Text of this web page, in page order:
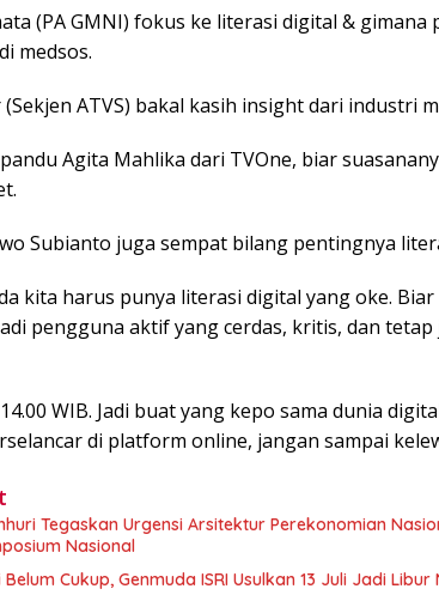
(PA GMNI) fokus ke literasi digital & gimana
medsos.
ATVS) bakal kasih insight dari industri
Agita Mahlika dari TVOne, biar
Subianto juga sempat bilang pentingnya
kita harus punya literasi digital yang oke.
pengguna aktif yang cerdas, kritis, dan
WIB. Jadi buat yang kepo sama dunia
di platform online, jangan sampai
Tegaskan Urgensi Arsitektur Perekonomian
Nasional
Cukup, Genmuda ISRI Usulkan 13 Juli Jadi Libur